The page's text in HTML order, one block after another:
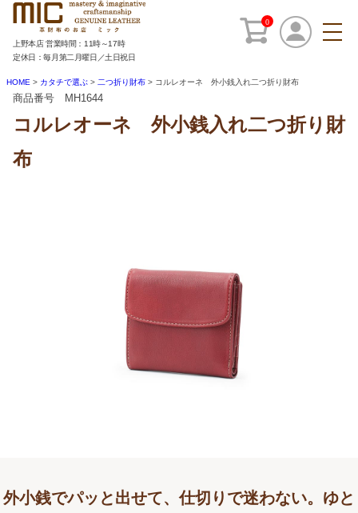
0
上野本店 営業時間：11時～17時
定休日：毎月第二月曜日／土日祝日
HOME カタチで選ぶ 二つ折り財布 コルレオーネ 外小銭入れ二つ折り財布
商品番号 MH1644
コルレオーネ 外小銭入れ二つ折り財
布
外小銭でパッと出せて、仕切りで迷わない。ゆと